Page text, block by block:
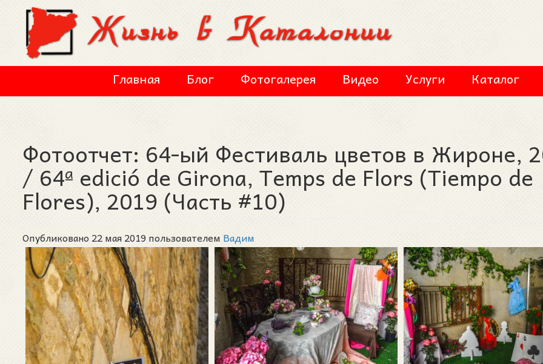
Перейти к основному содержанию
Главная Блог Фотогалерея Видео Услуги Каталог
Фотоотчет: 64-ый Фестиваль цветов в Жироне,
/ 64ª edició de Girona, Temps de Flors (Tiempo de
Flores), 2019 (Часть #10)
Опубликовано 22 мая 2019 пользователем Вадим